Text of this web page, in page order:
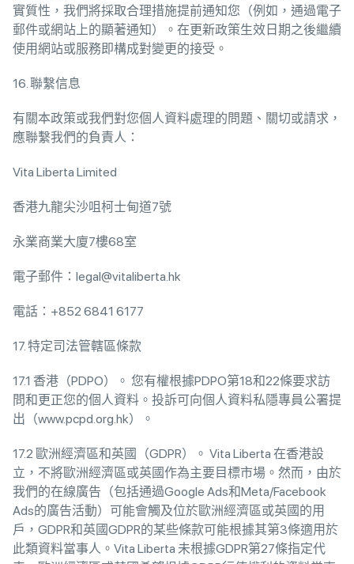
實質性，我們將採取合理措施提前通知您（例如，通過電子
郵件或網站上的顯著通知）。在更新政策生效日期之後繼續
使用網站或服務即構成對變更的接受。
16. 聯繫信息
有關本政策或我們對您個人資料處理的問題、關切或請求，
應聯繫我們的負責人：
Vita Liberta Limited
香港九龍尖沙咀柯士甸道7號
永業商業大廈7樓68室
電子郵件：legal@vitaliberta.hk
電話：+852 6841 6177
17. 特定司法管轄區條款
17.1 香港（PDPO）。 您有權根據PDPO第18和22條要求訪
問和更正您的個人資料。投訴可向個人資料私隱專員公署提
出（www.pcpd.org.hk）。
17.2 歐洲經濟區和英國（GDPR）。 Vita Liberta 在香港設
立，不將歐洲經濟區或英國作為主要目標市場。然而，由於
我們的在線廣告（包括通過Google Ads和Meta/Facebook
Ads的廣告活動）可能會觸及位於歐洲經濟區或英國的用
戶，GDPR和英國GDPR的某些條款可能根據其第3條適用於
此類資料當事人。Vita Liberta 未根據GDPR第27條指定代